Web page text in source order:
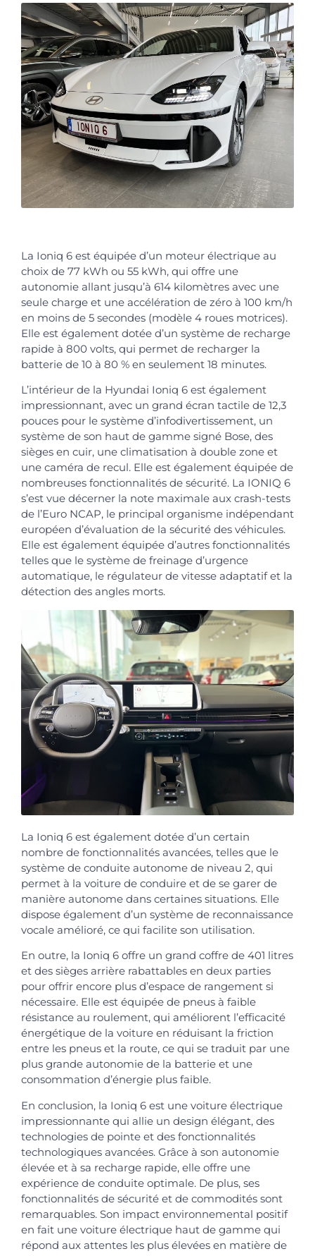
La Ioniq 6 est équipée d’un moteur électrique au
choix de 77 kWh ou 55 kWh, qui offre une
autonomie allant jusqu’à 614 kilomètres avec une
seule charge et une accélération de zéro à 100 km/h
en moins de 5 secondes (modèle 4 roues motrices).
Elle est également dotée d’un système de recharge
rapide à 800 volts, qui permet de recharger la
batterie de 10 à 80 % en seulement 18 minutes.
L’intérieur de la Hyundai Ioniq 6 est également
impressionnant, avec un grand écran tactile de 12,3
pouces pour le système d’infodivertissement, un
système de son haut de gamme signé Bose, des
sièges en cuir, une climatisation à double zone et
une caméra de recul. Elle est également équipée de
nombreuses fonctionnalités de sécurité. La IONIQ 6
s’est vue décerner la note maximale aux crash-tests
de l’Euro NCAP, le principal organisme indépendant
européen d’évaluation de la sécurité des véhicules.
Elle est également équipée d’autres fonctionnalités
telles que le système de freinage d’urgence
automatique, le régulateur de vitesse adaptatif et la
détection des angles morts.
La Ioniq 6 est également dotée d’un certain
nombre de fonctionnalités avancées, telles que le
système de conduite autonome de niveau 2, qui
permet à la voiture de conduire et de se garer de
manière autonome dans certaines situations. Elle
dispose également d’un système de reconnaissance
vocale amélioré, ce qui facilite son utilisation.
En outre, la Ioniq 6 offre un grand coffre de 401 litres
et des sièges arrière rabattables en deux parties
pour offrir encore plus d’espace de rangement si
nécessaire. Elle est équipée de pneus à faible
résistance au roulement, qui améliorent l’efficacité
énergétique de la voiture en réduisant la friction
entre les pneus et la route, ce qui se traduit par une
plus grande autonomie de la batterie et une
consommation d’énergie plus faible.
En conclusion, la Ioniq 6 est une voiture électrique
impressionnante qui allie un design élégant, des
technologies de pointe et des fonctionnalités
technologiques avancées. Grâce à son autonomie
élevée et à sa recharge rapide, elle offre une
expérience de conduite optimale. De plus, ses
fonctionnalités de sécurité et de commodités sont
remarquables. Son impact environnemental positif
en fait une voiture électrique haut de gamme qui
répond aux attentes les plus élevées en matière de